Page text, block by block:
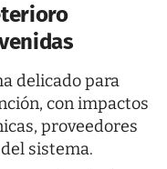
delicado para
con impactos
proveedores
sistema.